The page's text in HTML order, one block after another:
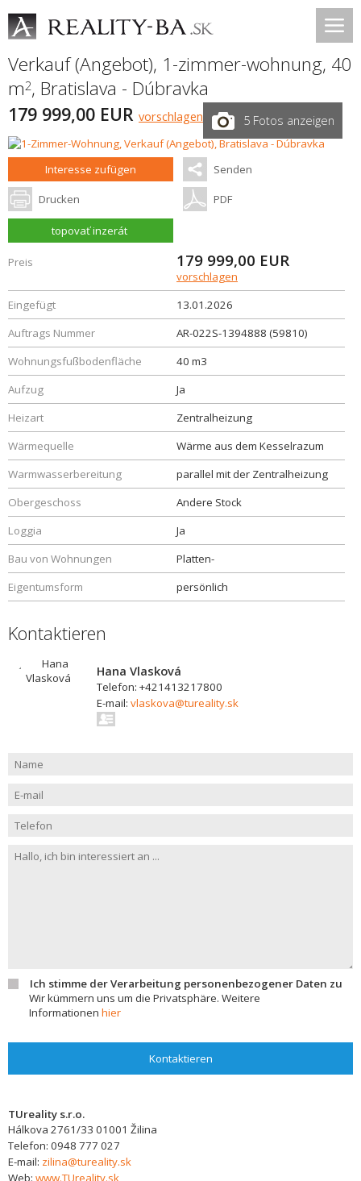
Verkauf (Angebot), 1-zimmer-wohnung, 40
m2, Bratislava - Dúbravka
179 999,00 EUR vorschlagen 5 Fotos anzeigen
Interesse zufügen Senden
Drucken PDF
topovať inzerát
Preis 179 999,00 EUR
vorschlagen
Eingefügt
13.01.2026
Auftrags Nummer
AR-022S-1394888 (59810)
Wohnungsfußbodenfläche
40 m3
Aufzug
Ja
Heizart
Zentralheizung
Wärmequelle
Wärme aus dem Kesselrazum
Warmwasserbereitung
parallel mit der Zentralheizung
Obergeschoss
Andere Stock
Loggia
Ja
Bau von Wohnungen
Platten-
Eigentumsform
persönlich
Kontaktieren
Hana Vlasková
Telefon: +421413217800
E-mail: vlaskova@tureality.sk
Ich stimme der Verarbeitung personenbezogener Daten zu
Wir kümmern uns um die Privatsphäre. Weitere
Informationen hier
Kontaktieren
TUreality s.r.o.
Hálkova 2761/33 01001 Žilina
Telefon: 0948 777 027
E-mail: zilina@tureality.sk
Web: www.TUreality.sk